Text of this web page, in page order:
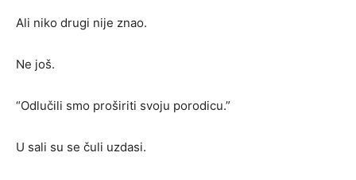
Ali niko drugi nije znao.
Ne još.
“Odlučili smo proširiti svoju porodicu.”
U sali su se čuli uzdasi.